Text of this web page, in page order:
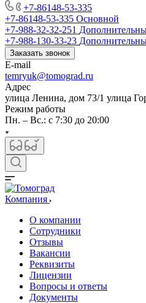
+7-86148-53-335
+7-86148-53-335 Основной
+7-988-32-32-251
+7-988-130-33-23
Заказать звонок
E-mail
temryuk@tomograd.ru
Адрес
улица Ленина, дом 73/1 улица
Режим работы
Пн. – Вс.: с 7:30 до 20:00
Компания
О компании
Сотрудники
Отзывы
Вакансии
Реквизиты
Лицензии
Вопросы и ответы
Документы